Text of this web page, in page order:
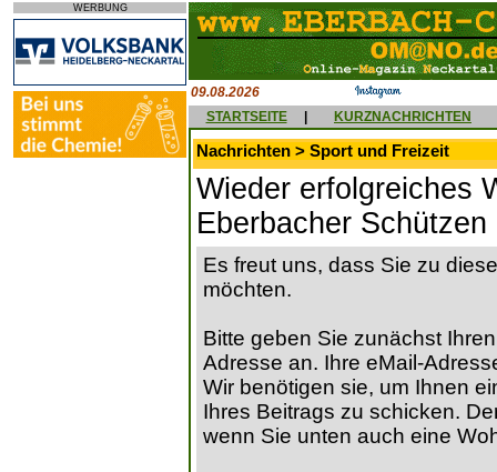
WERBUNG
09.08.2026
STARTSEITE
KURZNACHRICHTEN
Nachrichten > Sport und Freizeit
Wieder erfolgreiches
Eberbacher Schützen
Es freut uns, dass Sie zu
möchten.
Bitte geben Sie zunächst
Adresse an. Ihre eMail-
Wir benötigen sie, um Ihnen
Ihres Beitrags zu schicken.
wenn Sie unten auch eine